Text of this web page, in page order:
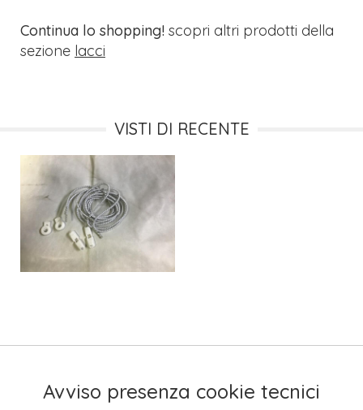
Continua lo shopping! scopri altri prodotti della
sezione lacci
VISTI DI RECENTE
Avviso presenza cookie tecnici